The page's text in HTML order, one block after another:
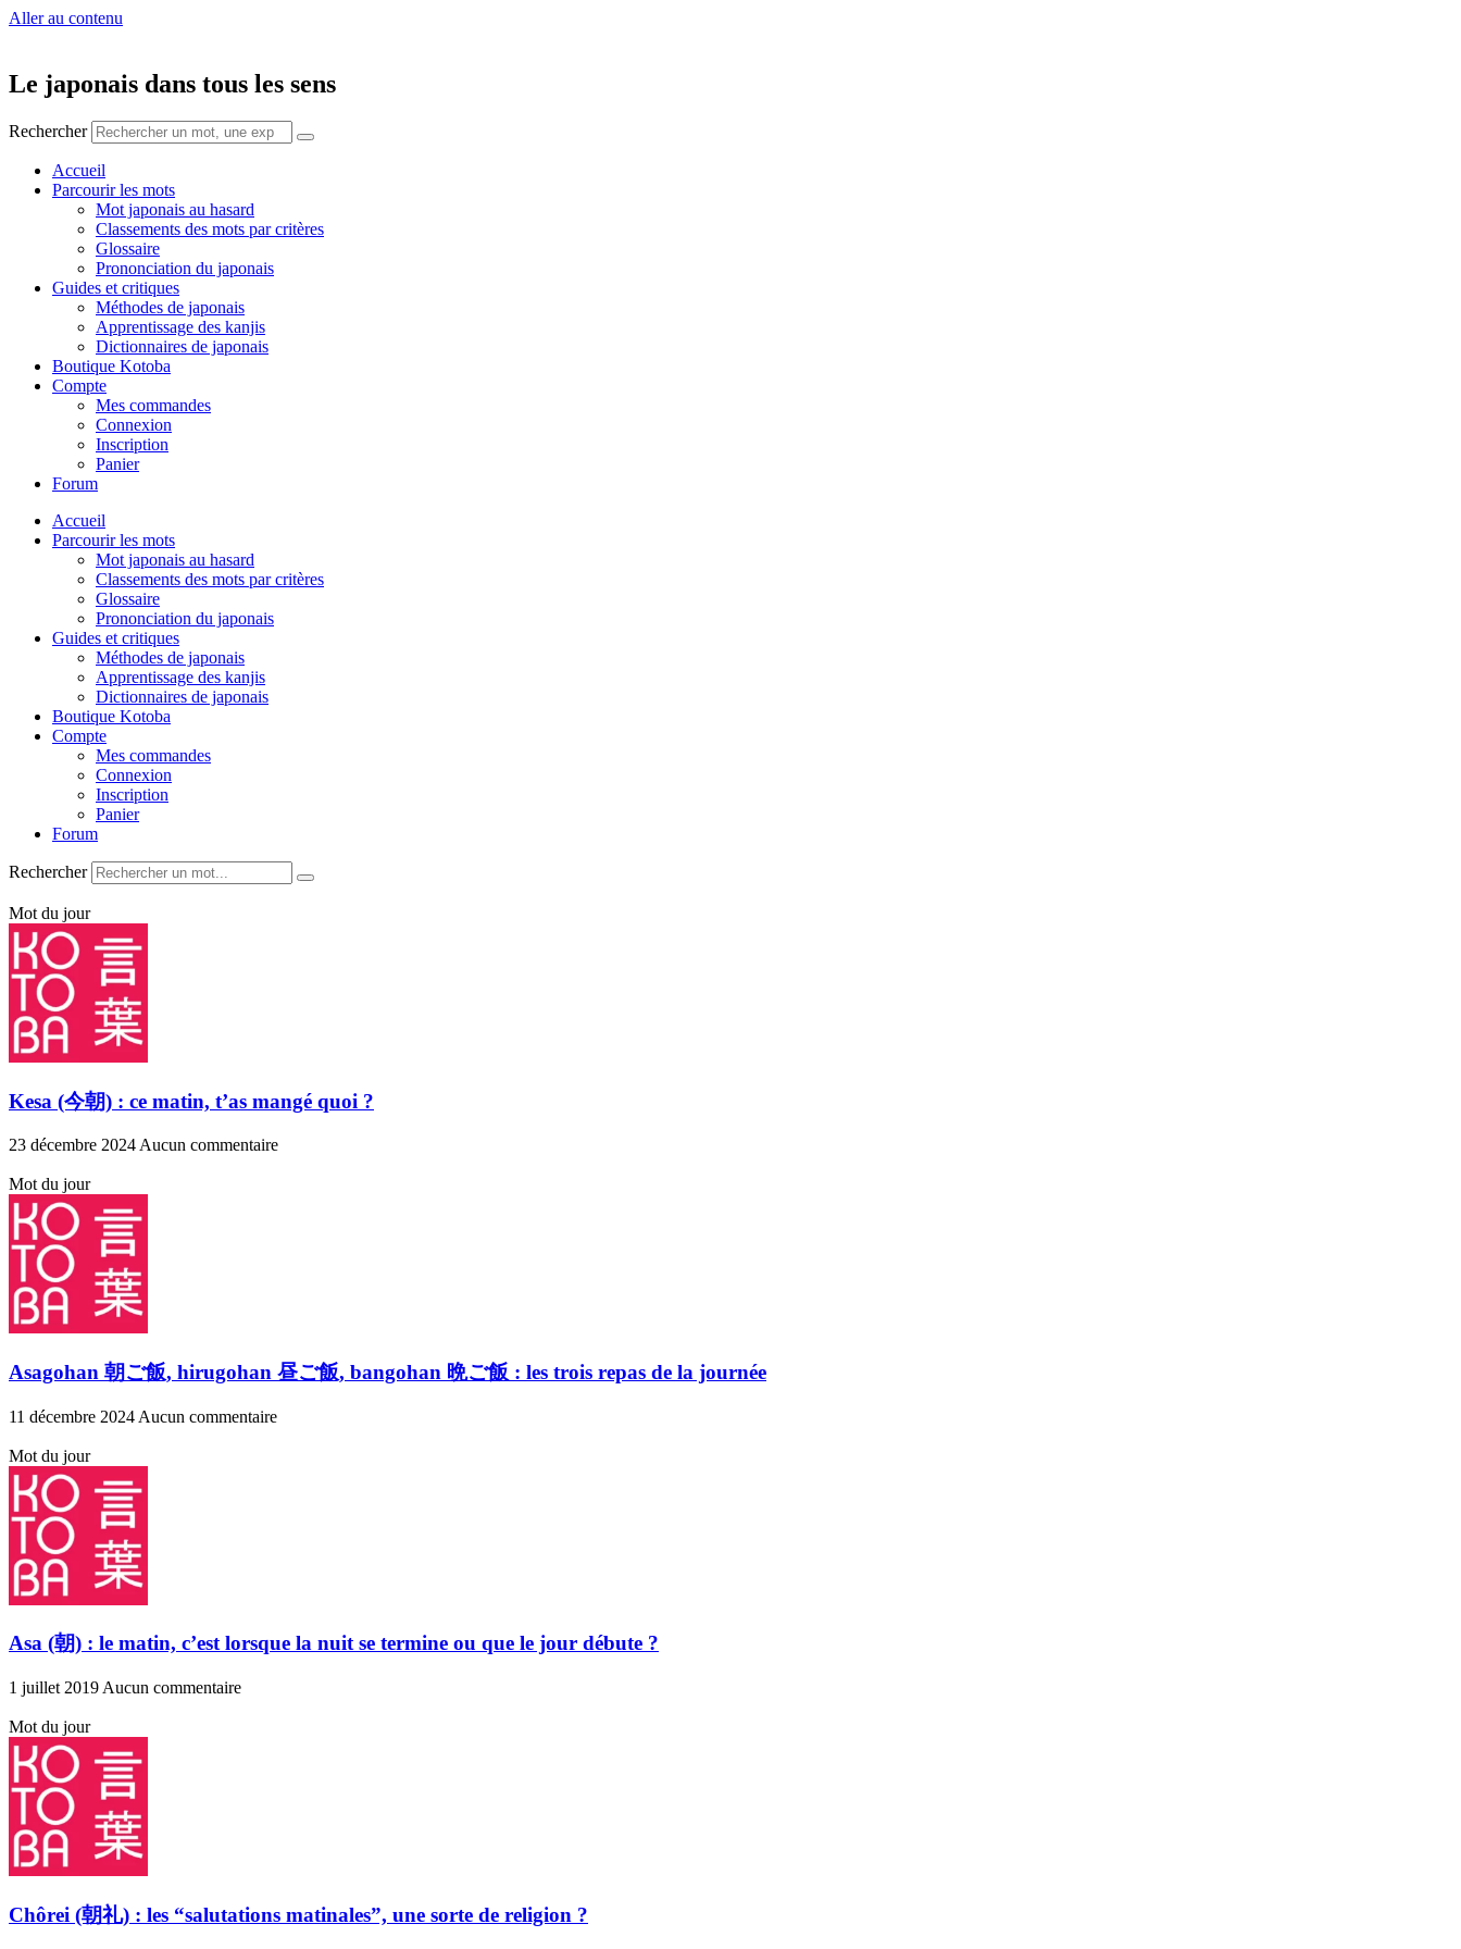
Aller au contenu
Le japonais dans tous les sens
Rechercher
Accueil
Parcourir les mots
Mot japonais au hasard
Classements des mots par critères
Glossaire
Prononciation du japonais
Guides et critiques
Méthodes de japonais
Apprentissage des kanjis
Dictionnaires de japonais
Boutique Kotoba
Compte
Mes commandes
Connexion
Inscription
Panier
Forum
Accueil
Parcourir les mots
Mot japonais au hasard
Classements des mots par critères
Glossaire
Prononciation du japonais
Guides et critiques
Méthodes de japonais
Apprentissage des kanjis
Dictionnaires de japonais
Boutique Kotoba
Compte
Mes commandes
Connexion
Inscription
Panier
Forum
Rechercher
Mot du jour
Kesa (今朝) : ce matin, t’as mangé quoi ?
23 décembre 2024 Aucun commentaire
Mot du jour
Asagohan 朝ご飯, hirugohan 昼ご飯, bangohan 晩ご飯 : les trois repas de la journée
11 décembre 2024 Aucun commentaire
Mot du jour
Asa (朝) : le matin, c’est lorsque la nuit se termine ou que le jour débute ?
1 juillet 2019 Aucun commentaire
Mot du jour
Chôrei (朝礼) : les “salutations matinales”, une sorte de religion ?